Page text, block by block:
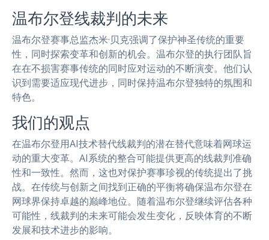
温布尔登线裁判的未来
温布尔登赛事总监杰米·贝克强调了保护神圣传统的重要
性，同时探索变革和创新的机会。温布尔登的执行团队旨
在在不损害赛事传统的同时应对运动的不断演变。他们认
识到需要适应现代进步，同时保持温布尔登独特的氛围和
特色。
我们的观点
在温布尔登用AI技术替代线裁判的潜在替代意味着网球运
动的重大变革。AI系统的整合可能提供更高的线裁判准确
性和一致性。然而，这也对保护赛事珍视的传统提出了挑
战。在传统与创新之间找到正确的平衡将确保温布尔登在
网球界保持卓越的巅峰地位。随着温布尔登继续评估各种
可能性，线裁判的未来可能会发生变化，反映体育的不断
发展和技术进步的影响。